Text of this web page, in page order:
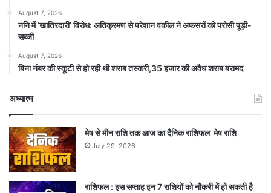
August 7, 2026
ननि में ‘खातिरदारी’ विरोध: अतिक्रमण से परेशान वकील ने अफसरों को परोसी पूड़ी-
सब्जी
August 7, 2026
बिना नंबर की स्कूटी से हो रही थी शराब तस्करी,35 हजार की अवैध शराब बरामद
अध्यात्म
मेष से मीन राशि तक आज का दैनिक राशिफल मेष राशि
July 29, 2026
राशिफल : इस सप्ताह इन 7 राशियों को नौकरी में हो सकती है